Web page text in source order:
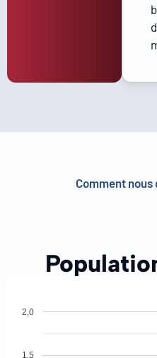
Comment
1,5
2,0